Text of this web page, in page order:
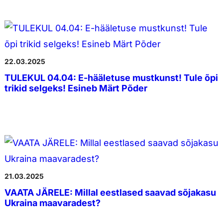
22.03.2025
TULEKUL 04.04: E-hääletuse mustkunst! Tule õpi
trikid selgeks! Esineb Märt Põder
21.03.2025
VAATA JÄRELE: Millal eestlased saavad sõjakasu
Ukraina maavaradest?